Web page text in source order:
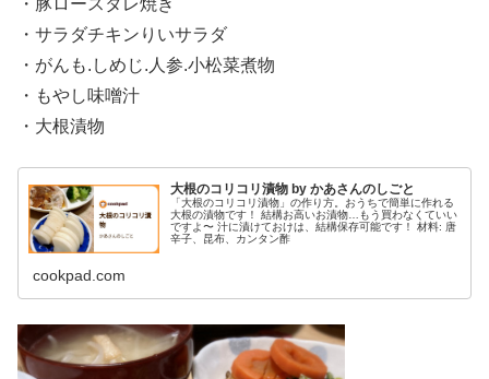
・豚ロースタレ焼き
・サラダチキンりいサラダ
・がんも.しめじ.人参.小松菜煮物
・もやし味噌汁
・大根漬物
大根のコリコリ漬物 by かあさんのしごと
「大根のコリコリ漬物」の作り方。おうちで簡単に作れる
大根の漬物です！ 結構お高いお漬物…もう買わなくていい
ですよ〜 汁に漬けておけは、結構保存可能です！ 材料: 唐
辛子、昆布、カンタン酢
cookpad.com